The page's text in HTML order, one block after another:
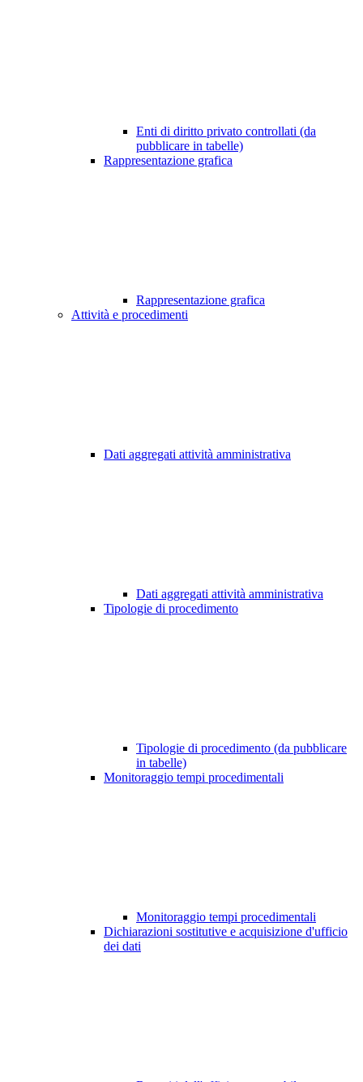
Enti di diritto privato controllati (da
pubblicare in tabelle)
Rappresentazione grafica
Rappresentazione grafica
Attività e procedimenti
Dati aggregati attività amministrativa
Dati aggregati attività amministrativa
Tipologie di procedimento
Tipologie di procedimento (da pubblicare
in tabelle)
Monitoraggio tempi procedimentali
Monitoraggio tempi procedimentali
Dichiarazioni sostitutive e acquisizione d'ufficio
dei dati